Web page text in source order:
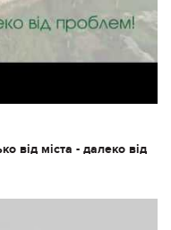
від міста - далеко від